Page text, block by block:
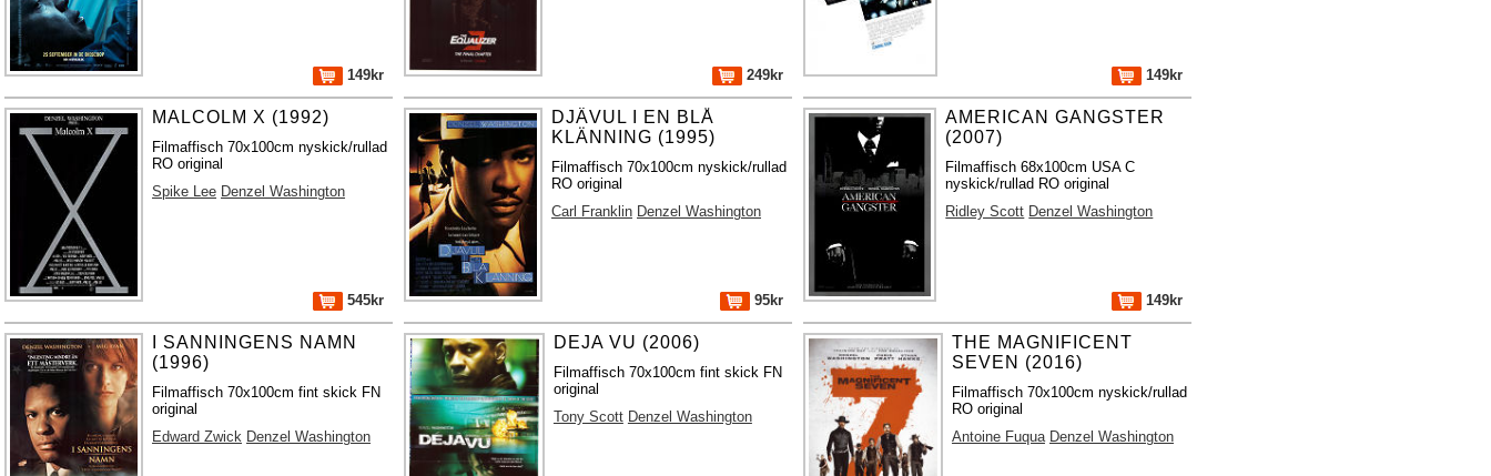
149kr 249kr 149kr
MALCOLM X (1992)
Filmaffisch 70x100cm nyskick/rullad
RO original
Spike Lee Denzel Washington
545kr
DJÄVUL I EN BLÅ
KLÄNNING (1995)
Filmaffisch 70x100cm nyskick/rullad
RO original
Carl Franklin Denzel Washington
95kr
AMERICAN GANGSTER
(2007)
Filmaffisch 68x100cm USA C
nyskick/rullad RO original
Ridley Scott Denzel Washington
149kr
I SANNINGENS NAMN
(1996)
Filmaffisch 70x100cm fint skick FN
original
Edward Zwick Denzel Washington
DEJA VU (2006)
Filmaffisch 70x100cm fint skick FN
original
Tony Scott Denzel Washington
THE MAGNIFICENT
SEVEN (2016)
Filmaffisch 70x100cm nyskick/rullad
RO original
Antoine Fuqua Denzel Washington